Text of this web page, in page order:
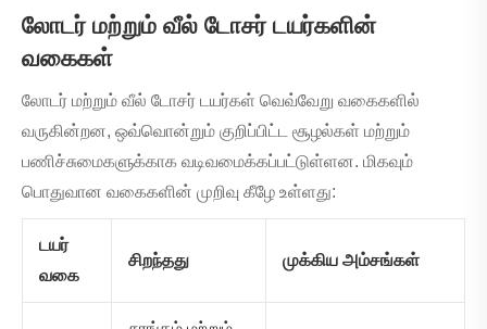
லோடர் மற்றும் வீல் டோசர் டயர்களின்
வகைகள்
லோடர் மற்றும் வீல் டோசர் டயர்கள் வெவ்வேறு வகைகளில்
வருகின்றன, ஒவ்வொன்றும் குறிப்பிட்ட சூழல்கள் மற்றும்
பணிச்சுமைகளுக்காக வடிவமைக்கப்பட்டுள்ளன. மிகவும்
பொதுவான வகைகளின் முறிவு கீழே உள்ளது:
டயர்
வகை
சிறந்தது முக்கிய அம்சங்கள்